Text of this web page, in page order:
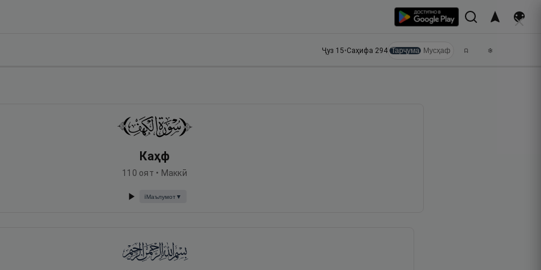
Ҷуз 15•Саҳифа 294 Тарҷума Мусҳаф
Каҳф
110 оят • Маккӣ
ℹ️Маълумот▼